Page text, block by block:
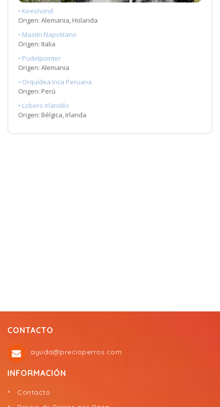
• Keeshond
Origen: Alemania, Holanda
• Mastín Napolitano
Origen: Italia
• Pudelpointer
Origen: Alemania
• Orquídea Inca Peruana
Origen: Perú
• Lobero Irlandés
Origen: Bélgica, Irlanda
CONTACTO
ayuda@precioperros.com
INFORMACIÓN
Contacto